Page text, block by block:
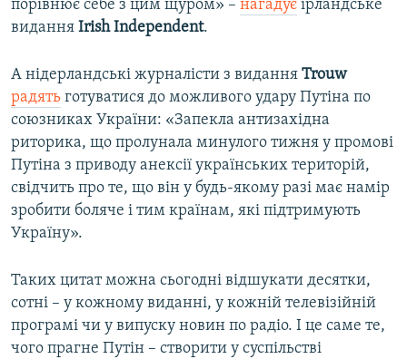
порівнює себе з цим щуром» – нагадує ірландське
видання Irish Independent.
А нідерландські журналісти з видання Trouw
радять готуватися до можливого удару Путіна по
союзниках України: «Запекла антизахідна
риторика, що пролунала минулого тижня у промові
Путіна з приводу анексії українських територій,
свідчить про те, що він у будь-якому разі має намір
зробити боляче і тим країнам, які підтримують
Україну».
Таких цитат можна сьогодні відшукати десятки,
сотні – у кожному виданні, у кожній телевізійній
програмі чи у випуску новин по радіо. І це саме те,
чого прагне Путін – створити у суспільстві